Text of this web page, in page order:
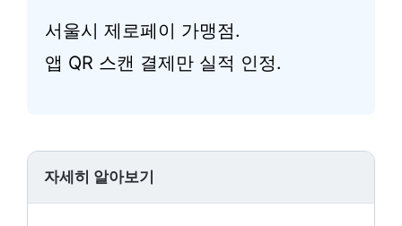
서울시 제로페이 가맹점.
앱 QR 스캔 결제만 실적 인정.
자세히 알아보기